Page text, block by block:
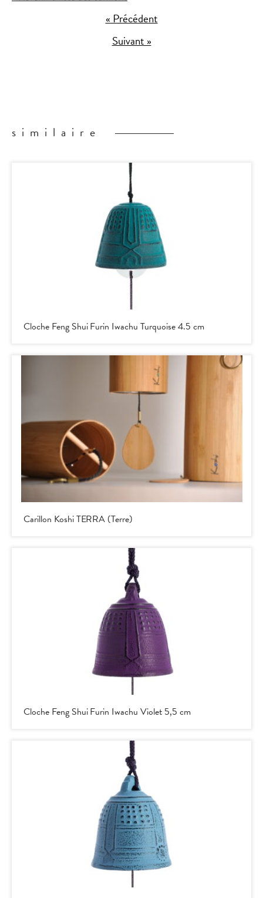
« Précédent
Suivant »
similaire
Cloche Feng Shui Furin Iwachu Turquoise 4.5 cm
Carillon Koshi TERRA (Terre)
Cloche Feng Shui Furin Iwachu Violet 5,5 cm